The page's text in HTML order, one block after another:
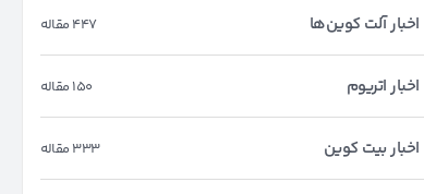
447 مقاله اخبار آلت کوین‌ها
150 مقاله اخبار اتریوم
333 مقاله اخبار بیت کوین